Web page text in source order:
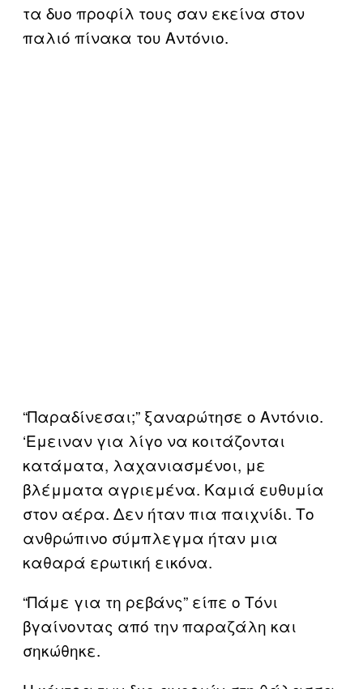
τα δυο προφίλ τους σαν εκείνα στον
παλιό πίνακα του Αντόνιο.
“Παραδίνεσαι;” ξαναρώτησε ο Αντόνιο.
‘Εμειναν για λίγο να κοιτάζονται
κατάματα, λαχανιασμένοι, με
βλέμματα αγριεμένα. Καμιά ευθυμία
στον αέρα. Δεν ήταν πια παιχνίδι. Το
ανθρώπινο σύμπλεγμα ήταν μια
καθαρά ερωτική εικόνα.
“Πάμε για τη ρεβάνς” είπε ο Τόνι
βγαίνοντας από την παραζάλη και
σηκώθηκε.